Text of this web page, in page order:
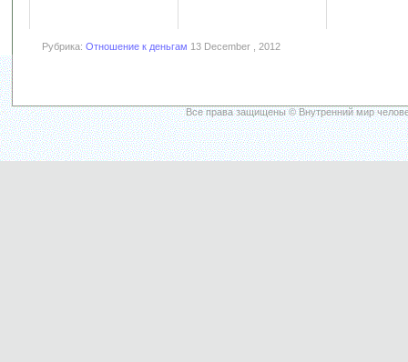
Рубрика: Отношение к деньгам 13 December , 2012
Все права защищены © Внутренний мир